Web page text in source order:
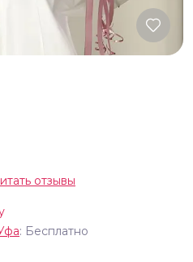
: Бесплатно
отзывы